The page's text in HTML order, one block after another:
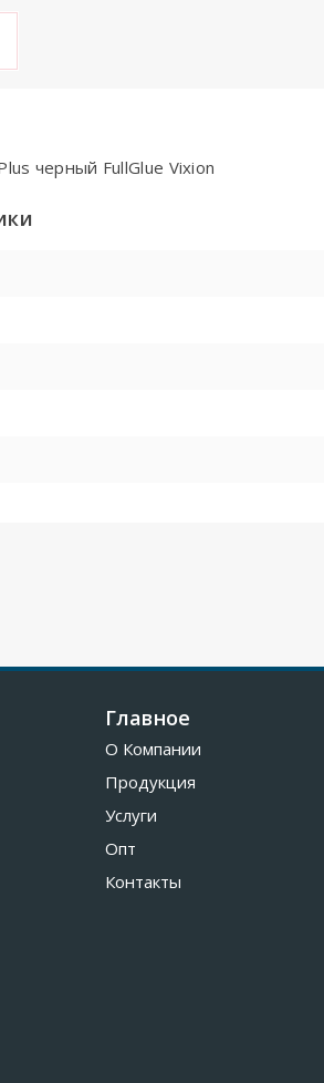
черный FullGlue Vixion
Главное
О Компании
Продукция
Услуги
Опт
Контакты